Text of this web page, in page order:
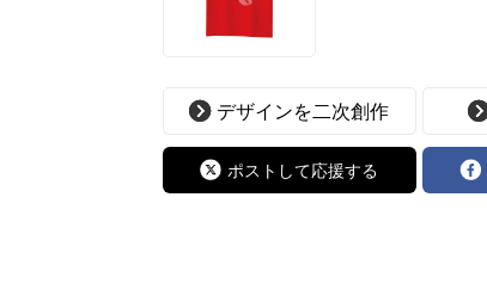
デザインを二次創作
ポストして応援する